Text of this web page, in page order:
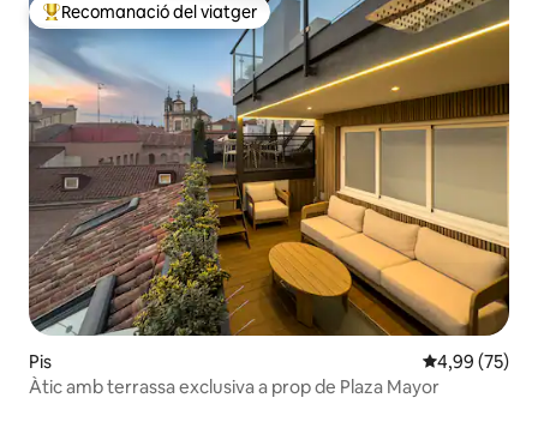
Principals recomanacions dels viatgers
Recomanació del viatger
Pis 4,99 de
4,99 (75)
Àtic amb terrassa exclusiva a prop de Plaza Mayor